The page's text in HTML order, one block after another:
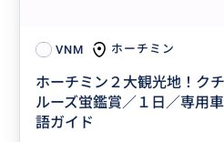
VNM ホーチミン
ホーチミン２大観光地！ク
ルーズ蛍鑑賞／１日／専用
語ガイド